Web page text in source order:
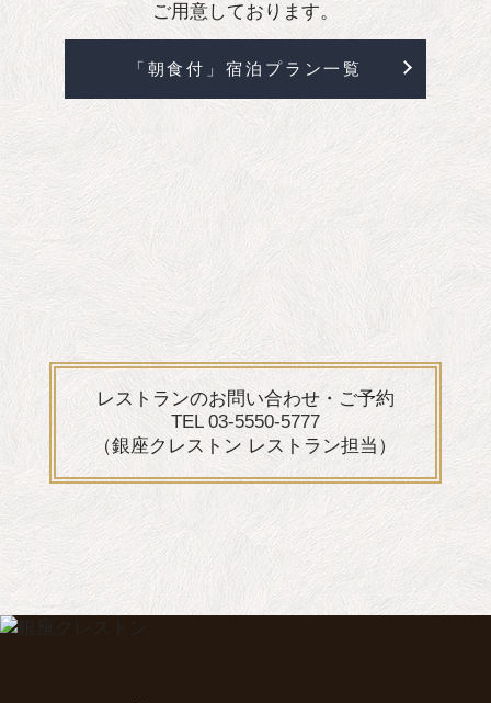
ご用意しております。
「朝食付」宿泊プラン一覧
レストランのお問い合わせ・ご予約
TEL 03-5550-5777
（銀座クレストン レストラン担当）